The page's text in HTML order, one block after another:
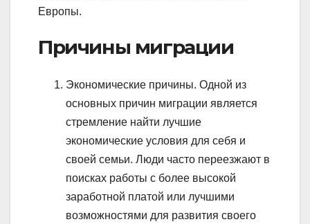
Европы.
Причины миграции
Экономические причины. Одной из
основных причин миграции является
стремление найти лучшие
экономические условия для себя и
своей семьи. Люди часто переезжают в
поисках работы с более высокой
заработной платой или лучшими
возможностями для развития своего